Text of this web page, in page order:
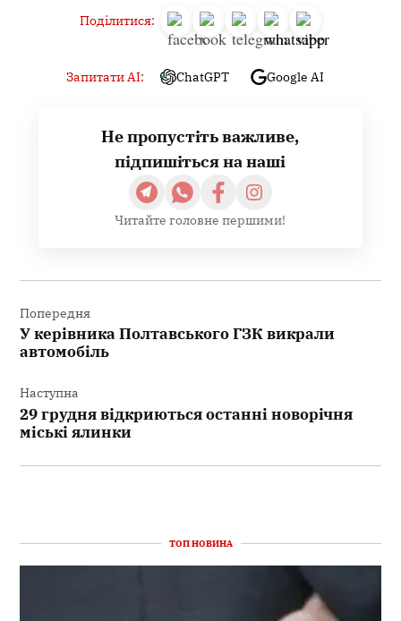
Поділитися:
Запитати AI: ChatGPT Google AI
Не пропустіть важливе,
підпишіться на наші
Читайте головне першими!
записів
Попередня
У керівника Полтавського ГЗК викрали
автомобіль
Наступна
29 грудня відкриються останні новорічня
міські ялинки
ТОП НОВИНА